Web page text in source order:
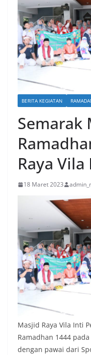
BERITA KEGIATAN
Semarak
Raya
18 Maret 2023
Masjid Raya Vila Inti
Ramadhan 1444
dengan pawai dari